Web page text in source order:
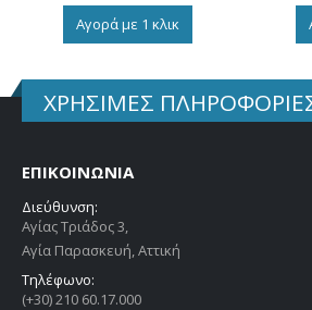
Αγορά με 1 κλικ
ΧΡΗΣΙΜΕΣ
ΕΠΙΚΟΙΝΩΝΙΑ
Διεύθυνση:
Αγίας Τριάδος 3,
Αγία Παρασκευή, Αττική
Τηλέφωνο:
(+30) 210 60.17.000